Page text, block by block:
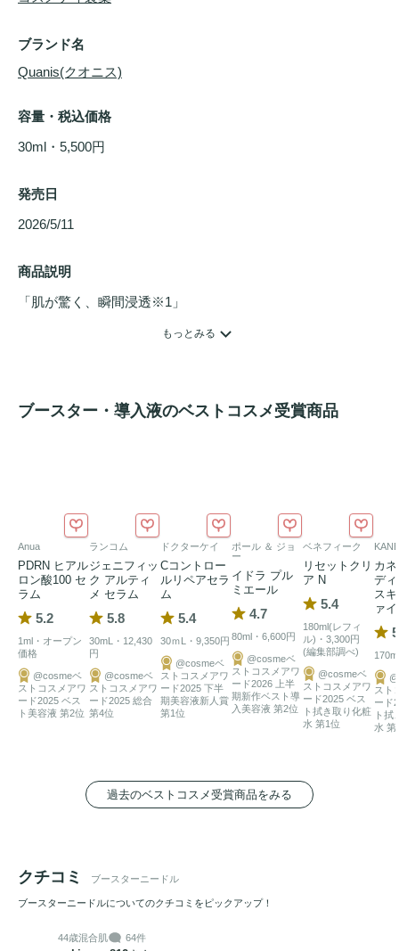
ブランド名
Quanis(クオニス)
容量・税込価格
30ml・5,500円
発売日
2026/5/11
商品説明
「肌が驚く、瞬間浸透※1」
不純物を一切含まない、高純度なケアを叶えます。
を底上げします。
●ニードルなのに驚くほど心地よい
ニードルは刺さると肌内の水分と交わって溶けるので、肌内
に針が一切残りません。
だから、チクチク感がほとんどありません。
※1　角質層まで
※2　乳酸桿菌細胞外小胞(整肌成分)
※3　整肌成分
※5　1個（30mL）あたり
もっとみる
ブースター・導入液のベストコスメ受賞商品
Anua
PDRN ヒアル
ロン酸100 セ
ラム
5.2
1ml・オープン
価格
@cosmeベ
ストコスメアワ
ード2025 ベス
ト美容液 第2位
ランコム
ジェニフィッ
ク アルティ
メ セラム
5.8
30mL・12,430
円
@cosmeベ
ストコスメアワ
ード2025 総合
第4位
ドクターケイ
Cコントロー
ルリペアセラ
ム
5.4
30ｍL・9,350円
@cosmeベ
ストコスメアワ
ード2025 下半
期美容液新人賞
第1位
ポール ＆ ジョ
ー
イドラ プル
ミエール
4.7
80ml・6,600円
@cosmeベ
ストコスメアワ
ード2026 上半
期新作ベスト導
入美容液 第2位
ベネフィーク
リセットクリ
ア N
5.4
180ml(レフィ
ル)・3,300円
(編集部調べ)
@cosmeベ
ストコスメアワ
ード2025 ベス
ト拭き取り化粧
水 第1位
カ
デ
ス
ァ
スト
ード
ト拭
水 第
過去のベストコスメ受賞商品をみる
クチコミ ブースターニードル
ブースターニードルについてのクチコミをピックアップ！
44歳混合肌 64件